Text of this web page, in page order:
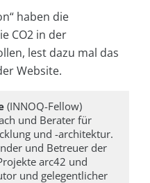
haben die
CO2 in der
lest dazu mal das
Website.
(INNOQ-Fellow)
und Berater für
und -architektur.
und Betreuer der
arc42 und
und gelegentlicher